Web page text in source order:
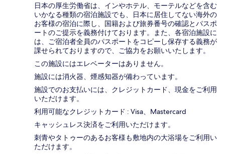
日本の厚生労働省は、インやホテル、モーテルなどを含む
いかなる種類の宿泊施設でも、日本に​居住してない海外の
お客様の宿泊に際し、国籍および旅券番号の確認とパスポ
ートのご提示を義務付け​ております。また、各宿泊施設に
は、ご宿泊者全員のパスポートをコピーし保存する義務が
課せられておりますの​で、ご協力をお願いいたします。
この施設にはエレベーターはありません。
施設には消火器、煙感知器が備わっています。
施設でのお支払いには、クレジットカード、現金をご利用
いただけます。
利用可能なクレジットカード : Visa、Mastercard
キャッシュレス決済をご利用いただけます。
刺青やタトゥーのあるお客様も敷地内の大浴場をご利用い
ただけます。